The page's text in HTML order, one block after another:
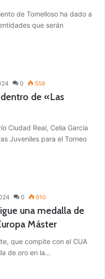
de Tomelloso ha dado a
que serán
0 558
de «Las
Ciudad Real, Celia García
Juveniles para el Torneo
0 610
una medalla de
Máster
que compite con el CUA
de oro en la…